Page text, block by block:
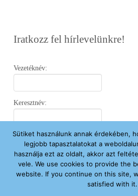
Iratkozz fel hírlevelünkre!
Vezetéknév:
Keresztnév:
Email:
Elfogadom az Adatvédelmi Nyilatkozatot
Sütiket használunk annak érdekében,
legjobb tapasztalatokat a
használja ezt az oldalt, akkor azt
vele. We use cookies to provide the
website. If you continue on this site,
satisfied with it.